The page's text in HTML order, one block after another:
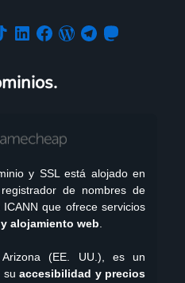
y SSL está alojado en
de nombres de
que ofrece servicios
alojamiento web.
(EE. UU.), es un
su accesibilidad y precios